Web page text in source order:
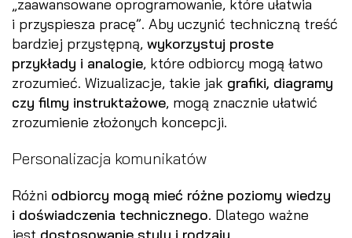
„zaawansowane oprogramowanie, które ułatwia
i przyspiesza pracę”. Aby uczynić techniczną treść
bardziej przystępną, wykorzystuj proste
przykłady i analogie, które odbiorcy mogą łatwo
zrozumieć. Wizualizacje, takie jak grafiki, diagramy
czy filmy instruktażowe, mogą znacznie ułatwić
zrozumienie złożonych koncepcji.
Personalizacja komunikatów
Różni odbiorcy mogą mieć różne poziomy wiedzy
i doświadczenia technicznego. Dlatego ważne
jest dostosowanie stylu i rodzaju